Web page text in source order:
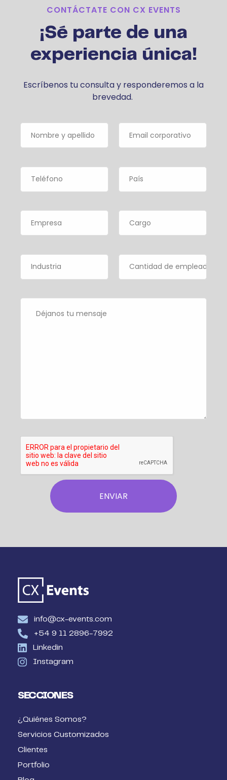
CONTÁCTATE CON CX EVENTS
¡Sé parte de una
experiencia única!
Escríbenos tu consulta y responderemos a la
brevedad.
info@cx-events.com
+54 9 11 2896-7992
Linkedin
Instagram
SECCIONES
¿Quiénes Somos?
Servicios Customizados
Clientes
Portfolio